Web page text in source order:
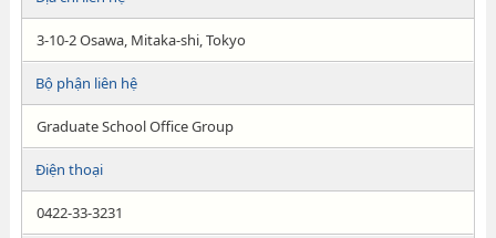
3-10-2 Osawa, Mitaka-shi, Tokyo
Bộ phận liên hệ
Graduate School Office Group
Điện thoại
0422-33-3231